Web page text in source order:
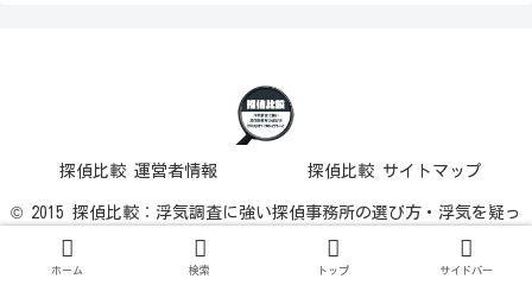
探偵比較 運営者情報 探偵比較 サイトマップ
© 2015 探偵比較：浮気調査に強い探偵事務所の選び方・浮気を疑っ
た時に行うこと.
ホーム 検索 トップ サイドバー